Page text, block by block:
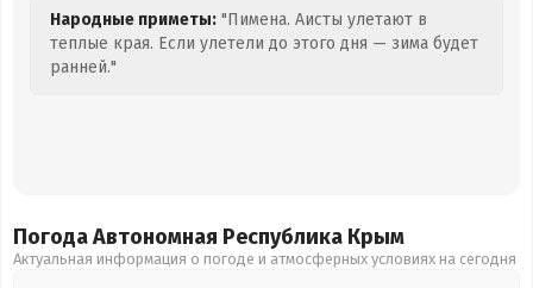
Народные приметы: "Пимена. Аисты улетают в
теплые края. Если улетели до этого дня — зима будет
ранней."
Погода Автономная Республика Крым
Актуальная информация о погоде и атмосферных условиях на сегодня